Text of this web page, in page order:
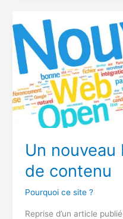
Un
de contenu
Pourquoi ce site ?
Reprise d’un article